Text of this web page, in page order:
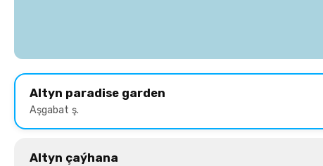
Altyn paradise garden
Aşgabat ş.
Altyn çaýhana